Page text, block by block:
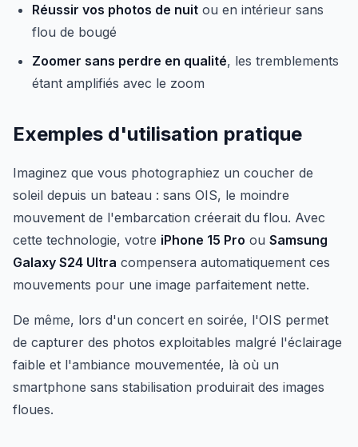
Réussir vos photos de nuit ou en intérieur sans
flou de bougé
Zoomer sans perdre en qualité, les tremblements
étant amplifiés avec le zoom
Exemples d'utilisation pratique
Imaginez que vous photographiez un coucher de
soleil depuis un bateau : sans OIS, le moindre
mouvement de l'embarcation créerait du flou. Avec
cette technologie, votre iPhone 15 Pro ou Samsung
Galaxy S24 Ultra compensera automatiquement ces
mouvements pour une image parfaitement nette.
De même, lors d'un concert en soirée, l'OIS permet
de capturer des photos exploitables malgré l'éclairage
faible et l'ambiance mouvementée, là où un
smartphone sans stabilisation produirait des images
floues.